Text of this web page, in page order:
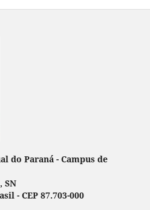
do Paraná - Campus de
SN
- CEP 87.703-000